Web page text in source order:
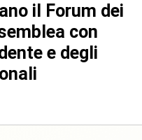
il Forum dei
con
e degli